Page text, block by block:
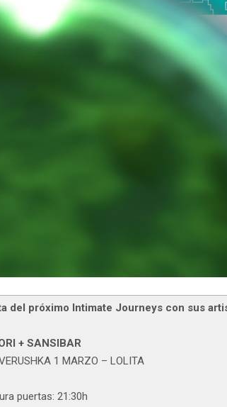
del próximo Intimate Journeys con sus
+ SANSIBAR
1 MARZO – LOLITA
puertas: 21:30h